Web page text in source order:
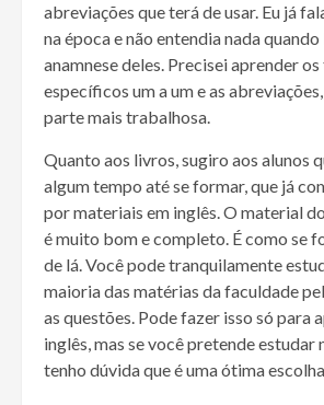
abreviações que terá de usar. Eu já
na época e não entendia nada quando
anamnese deles. Precisei aprender
específicos um a um e as
parte mais trabalhosa.
Quanto aos livros, sugiro aos alunos
algum tempo até se formar, que já
por materiais em inglês. O material
é muito bom e completo. É como se
de lá. Você pode tranquilamente
maioria das matérias da faculdade
as questões. Pode fazer isso só para
inglês, mas se você pretende estudar
tenho dúvida que é uma ótima